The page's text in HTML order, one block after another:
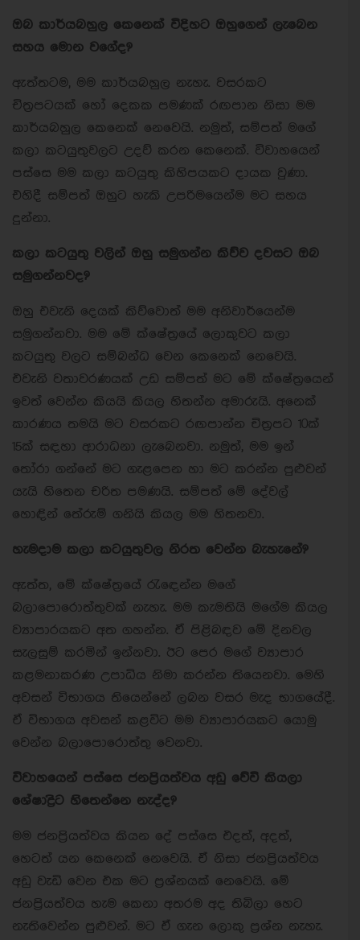
ඔබ කාර්යබහුල කෙනෙක් විදිහට ඔහුගෙන් ලැබෙන
සහය මොන වගේද?
ඇත්තටම, මම කාර්යබහුල නැහැ. වසරකට
චිත්‍රපටයක් හෝ දෙකක පමණක් රඟපාන නිසා මම
කාර්යබහුල කෙනෙක් නෙවෙයි. නමුත්, සම්පත් මගේ
කලා කටයුතුවලට උදව් කරන කෙනෙක්. විවාහයෙන්
පස්සෙ මම කලා කටයුතු කිහිපයකට දායක වුණා.
එහිදී සම්පත් ඔහුට හැකි උපරිමයෙන්ම මට සහය
දුන්නා.
කලා කටයුතු වලින් ඔහු සමුගන්න කිව්ව දවසට ඔබ
සමුගන්නවද?
ඔහු එවැනි දෙයක් කිව්වොත් මම අනිවාර්යෙන්ම
සමුගන්නවා. මම මේ ක්ෂේත්‍රයේ ලොකුවට කලා
කටයුතු වලට සම්බන්ධ වෙන කෙනෙක් නෙවෙයි.
එවැනි වතාවරණයක් උඩ සම්පත් මට මේ ක්ෂේත්‍රයෙන්
ඉවත් වෙන්න කියයි කියල හිතන්න අමාරුයි. අනෙක්
කාරණය තමයි මට වසරකට රඟපාන්න චිත්‍රපට 10ක්
15ක් සඳහා ආරාධනා ලැබෙනවා. නමුත්, මම ඉන්
තෝරා ගන්නේ මට ගැළපෙන හා මට කරන්න පුළුවන්
යැයි හිතෙන චරිත පමණයි. සම්පත් මේ දේවල්
හොඳින් තේරුම් ගනියි කියල මම හිතනවා.
හැමදාම කලා කටයුතුවල නිරත වෙන්න බැහැනේ?
ඇත්ත, මේ ක්ෂේත්‍රයේ රැඳෙන්න මගේ
බලාපොරොත්තුවක් නැහැ. මම කැමතියි මගේම කියල
ව්‍යාපාරයකට අත ගහන්න. ඒ පිළිබඳව මේ දිනවල
සැලසුම් කරමින් ඉන්නවා. ඊට පෙර මගේ ව්‍යාපාර
කළමනාකරණ උපාධිය නිමා කරන්න තියෙනවා. මෙහි
අවසන් විභාගය තියෙන්නේ ලබන වසර මැද භාගයේදී.
ඒ විභාගය අවසන් කළවිට මම ව්‍යාපාරයකට යොමු
වෙන්න බලාපොරොත්තු වෙනවා.
විවාහයෙන් පස්සෙ ජනප්‍රියත්වය අඩු වේවි කියලා
ශේෂාද්‍රිට හිතෙන්නෙ නැද්ද?
මම ජනප්‍රියත්වය කියන දේ පස්සෙ එදත්, අදත්,
හෙටත් යන කෙනෙක් නෙවෙයි. ඒ නිසා ජනප්‍රියත්වය
අඩු ‍වැඩි වෙන එක මට ප්‍රශ්නයක් නෙවෙයි. මේ
ජනප්‍රියත්වය හැම කෙනා අතරම අද තිබිලා හෙට
නැතිවෙන්න පුළුවන්. මට ඒ ගැන ලොකු ප්‍රශ්න නැහැ.